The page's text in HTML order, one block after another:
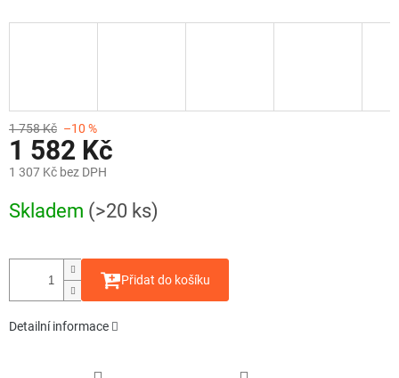
1 758 Kč –10 %
1 582 Kč
1 307 Kč bez DPH
cena:
Skladem (>20 ks)
Přidat do košíku
Detailní informace